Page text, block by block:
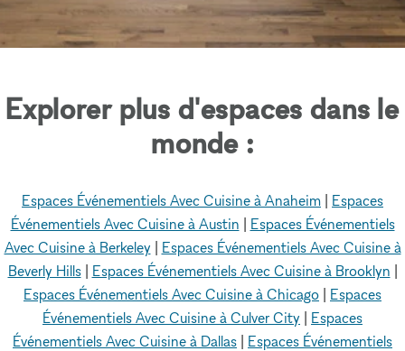
Explorer plus d'espaces dans le
monde :
Espaces Événementiels Avec Cuisine à Anaheim
Espaces
Événementiels Avec Cuisine à Austin
Espaces Événementiels
Avec Cuisine à Berkeley
Espaces Événementiels Avec Cuisine à
Beverly Hills| Espaces Événementiels Avec Cuisine à Brooklyn
Espaces Événementiels Avec Cuisine à Chicago
Espaces
Événementiels Avec Cuisine à Culver City
Espaces
Événementiels Avec Cuisine à Dallas
Espaces Événementiels